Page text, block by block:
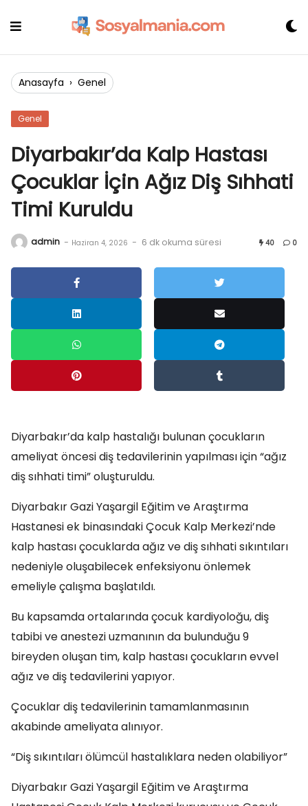
Anasayfa › Genel
Genel
Diyarbakır’da Kalp Hastası
Çocuklar İçin Ağız Diş Sıhhati
Timi Kuruldu
admin - Haziran 4, 2026 - 6 dk okuma süresi 40 0
Diyarbakır’da kalp hastalığı bulunan çocukların
ameliyat öncesi diş tedavilerinin yapılması için “ağız
diş sıhhati timi” oluşturuldu.
Diyarbakır Gazi Yaşargil Eğitim ve Araştırma
Hastanesi ek binasındaki Çocuk Kalp Merkezi’nde
kalp hastası çocuklarda ağız ve diş sıhhati sıkıntıları
nedeniyle oluşabilecek enfeksiyonu önlemek
emeliyle çalışma başlatıldı.
Bu kapsamda ortalarında çocuk kardiyoloğu, diş
tabibi ve anestezi uzmanının da bulunduğu 9
bireyden oluşan tim, kalp hastası çocukların evvel
ağız ve diş tedavilerini yapıyor.
Çocuklar diş tedavilerinin tamamlanmasının
akabinde ameliyata alınıyor.
“Diş sıkıntıları ölümcül hastalıklara neden olabiliyor”
Diyarbakır Gazi Yaşargil Eğitim ve Araştırma